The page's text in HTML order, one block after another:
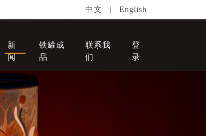
中文 | English
新
闻
铁罐成
品
联系我
们
登
录